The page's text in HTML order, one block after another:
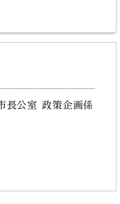
長公室 政策企画係